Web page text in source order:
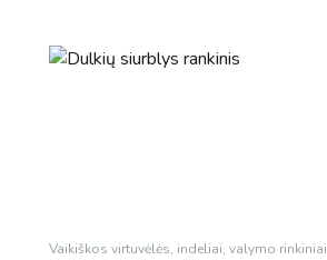
Vaikiškos virtuvėlės, indeliai, valymo rinkiniai